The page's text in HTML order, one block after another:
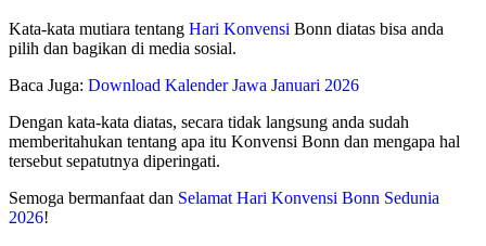
Kata-kata mutiara tentang Hari Konvensi Bonn diatas bisa anda
pilih dan bagikan di media sosial.
Baca Juga: Download Kalender Jawa Januari 2026
Dengan kata-kata diatas, secara tidak langsung anda sudah
memberitahukan tentang apa itu Konvensi Bonn dan mengapa hal
tersebut sepatutnya diperingati.
Semoga bermanfaat dan Selamat Hari Konvensi Bonn Sedunia
2026!